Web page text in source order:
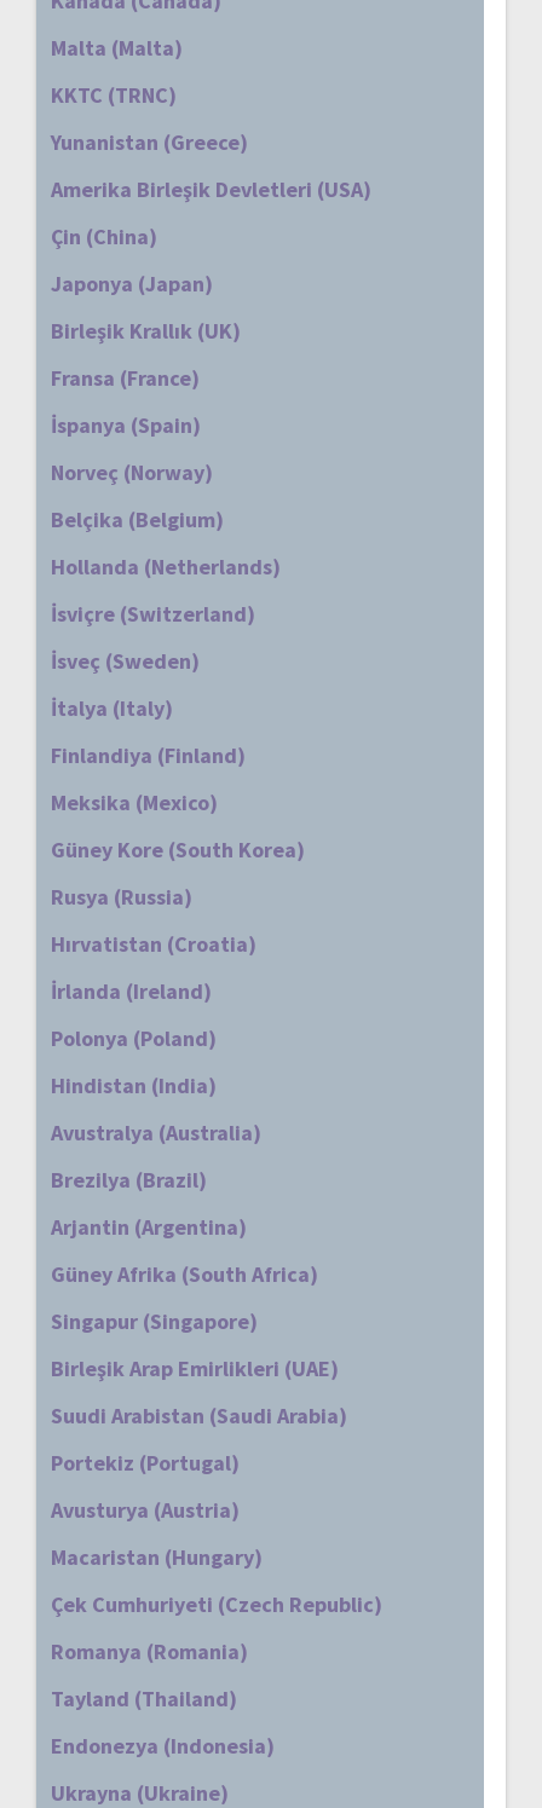
Malta (Malta)
KKTC (TRNC)
Yunanistan (Greece)
Amerika Birleşik Devletleri (USA)
Çin (China)
Japonya (Japan)
Birleşik Krallık (UK)
Fransa (France)
İspanya (Spain)
Norveç (Norway)
Belçika (Belgium)
Hollanda (Netherlands)
İsviçre (Switzerland)
İsveç (Sweden)
İtalya (Italy)
Finlandiya (Finland)
Meksika (Mexico)
Güney Kore (South Korea)
Rusya (Russia)
Hırvatistan (Croatia)
İrlanda (Ireland)
Polonya (Poland)
Hindistan (India)
Avustralya (Australia)
Brezilya (Brazil)
Arjantin (Argentina)
Güney Afrika (South Africa)
Singapur (Singapore)
Birleşik Arap Emirlikleri (UAE)
Suudi Arabistan (Saudi Arabia)
Portekiz (Portugal)
Avusturya (Austria)
Macaristan (Hungary)
Çek Cumhuriyeti (Czech Republic)
Romanya (Romania)
Tayland (Thailand)
Endonezya (Indonesia)
Ukrayna (Ukraine)